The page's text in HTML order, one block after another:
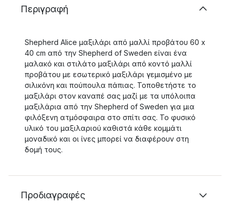
Περιγραφή
Shepherd Alice μαξιλάρι από μαλλί προβάτου 60 x
40 cm από την Shepherd of Sweden είναι ένα
μαλακό και στιλάτο μαξιλάρι από κοντό μαλλί
προβάτου με εσωτερικό μαξιλάρι γεμισμένο με
σιλικόνη και πούπουλα πάπιας. Τοποθετήστε το
μαξιλάρι στον καναπέ σας μαζί με τα υπόλοιπα
μαξιλάρια από την Shepherd of Sweden για μια
φιλόξενη ατμόσφαιρα στο σπίτι σας. Το φυσικό
υλικό του μαξιλαριού καθιστά κάθε κομμάτι
μοναδικό και οι ίνες μπορεί να διαφέρουν στη
δομή τους.
Προδιαγραφές